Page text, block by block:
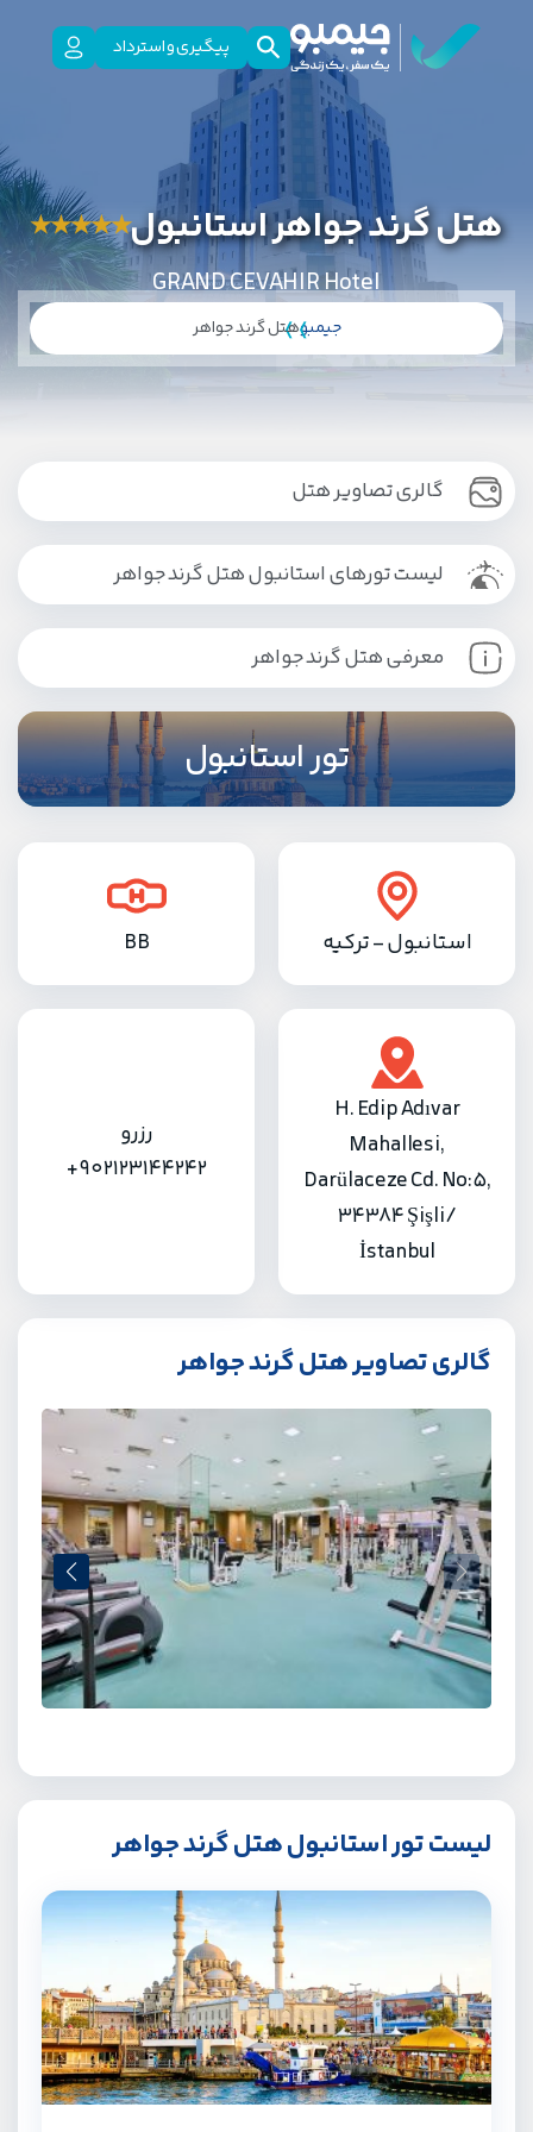
پیگیری و استرداد
هتل گرند جواهر استانبول★
★
★
★
★
GRAND CEVAHIR Hotel
جیمبوهتل گرند جواهر
گالری تصاویر هتل
لیست تورهای استانبول هتل گرند جواهر
معرفی هتل گرند جواهر
تور استانبول
استانبول - ترکیه BB
H. Edip Adıvar
Mahallesi,
Darülaceze Cd. No:5,
34384 Şişli/
İstanbul
رزرو
+902123144242
گالری تصاویر هتل گرند جواهر
لیست تور استانبول هتل گرند جواهر